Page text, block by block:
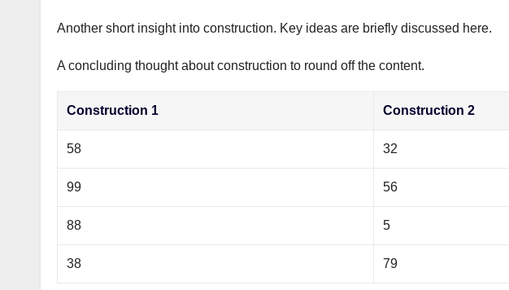
Another short insight into construction. Key ideas are briefly discussed here.
A concluding thought about construction to round off the content.
Construction 1 Construction 2
58 32
99 56
88 5
38 79